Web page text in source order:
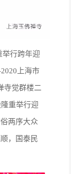
举行跨年迎
上海市
寺觉群楼二
重举行迎
两序大众
，国泰民